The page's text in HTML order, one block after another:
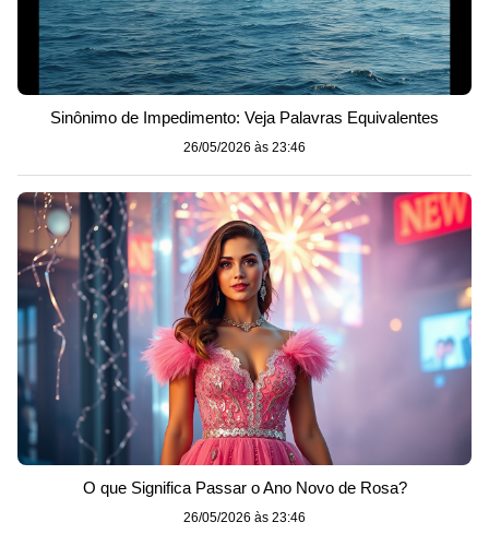
Sinônimo de Impedimento: Veja Palavras Equivalentes
26/05/2026 às 23:46
O que Significa Passar o Ano Novo de Rosa?
26/05/2026 às 23:46